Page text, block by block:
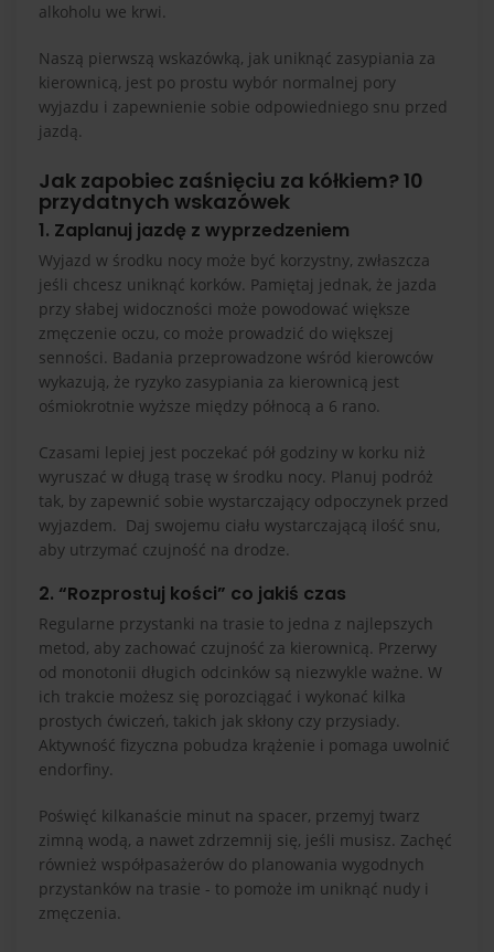
alkoholu we krwi.
Naszą pierwszą wskazówką, jak uniknąć zasypiania za
kierownicą, jest po prostu wybór normalnej pory
wyjazdu i zapewnienie sobie odpowiedniego snu przed
jazdą.
Jak zapobiec zaśnięciu za kółkiem? 10
przydatnych wskazówek
1. Zaplanuj jazdę z wyprzedzeniem
Wyjazd w środku nocy może być korzystny, zwłaszcza
jeśli chcesz uniknąć korków. Pamiętaj jednak, że jazda
przy słabej widoczności może powodować większe
zmęczenie oczu, co może prowadzić do większej
senności. Badania przeprowadzone wśród kierowców
wykazują, że ryzyko zasypiania za kierownicą jest
ośmiokrotnie wyższe między północą a 6 rano.
Czasami lepiej jest poczekać pół godziny w korku niż
wyruszać w długą trasę w środku nocy. Planuj podróż
tak, by zapewnić sobie wystarczający odpoczynek przed
wyjazdem. Daj swojemu ciału wystarczającą ilość snu,
aby utrzymać czujność na drodze.
2. “Rozprostuj kości” co jakiś czas
Regularne przystanki na trasie to jedna z najlepszych
metod, aby zachować czujność za kierownicą. Przerwy
od monotonii długich odcinków są niezwykle ważne. W
ich trakcie możesz się porozciągać i wykonać kilka
prostych ćwiczeń, takich jak skłony czy przysiady.
Aktywność fizyczna pobudza krążenie i pomaga uwolnić
endorfiny.
Poświęć kilkanaście minut na spacer, przemyj twarz
zimną wodą, a nawet zdrzemnij się, jeśli musisz. Zachęć
również współpasażerów do planowania wygodnych
przystanków na trasie - to pomoże im uniknąć nudy i
zmęczenia.